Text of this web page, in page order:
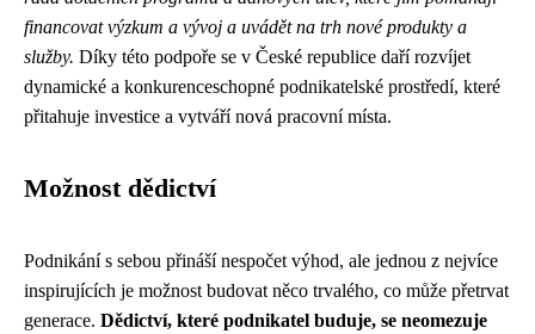
financovat výzkum a vývoj a uvádět na trh nové produkty a
služby. Díky této podpoře se v České republice daří rozvíjet
dynamické a konkurenceschopné podnikatelské prostředí, které
přitahuje investice a vytváří nová pracovní místa.
Možnost dědictví
Podnikání s sebou přináší nespočet výhod, ale jednou z nejvíce
inspirujících je možnost budovat něco trvalého, co může přetrvat
generace. Dědictví, které podnikatel buduje, se neomezuje